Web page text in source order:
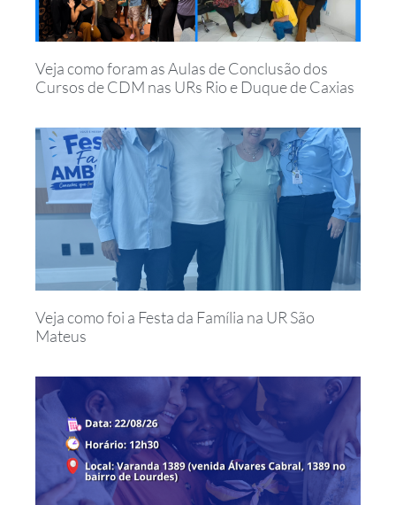
Veja como foram as Aulas de Conclusão dos
Cursos de CDM nas URs Rio e Duque de Caxias
Veja como foi a Festa da Família na UR São
Mateus